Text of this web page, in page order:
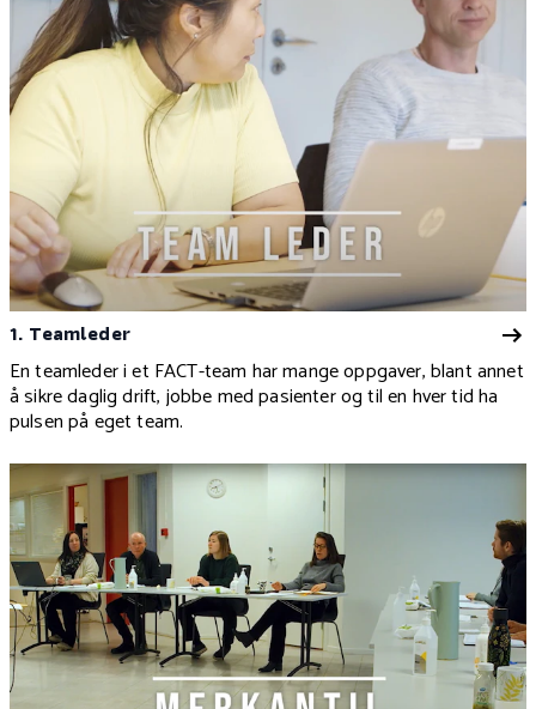
1. Teamleder
En teamleder i et FACT-team har mange oppgaver, blant annet
å sikre daglig drift, jobbe med pasienter og til en hver tid ha
pulsen på eget team.